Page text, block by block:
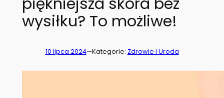
wysiłku? To możliwe!
10 lipca 2024—Kategorie: Zdrowie i Uroda